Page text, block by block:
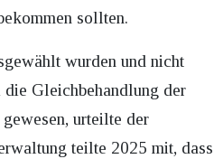
sollten.
wurden und nicht
die Gleichbehandlung der
urteilte der
teilte 2025 mit, dass